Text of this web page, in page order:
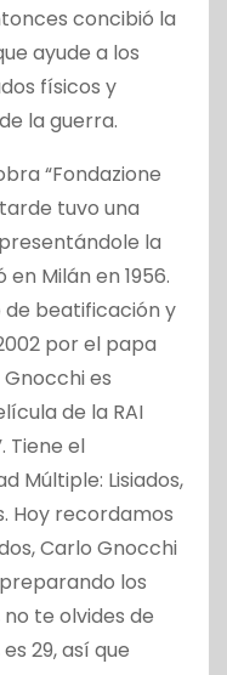
concibió la
ayude a los
físicos y
la guerra.
“Fondazione
tuvo una
la
Milán en 1956.
de beatificación y
por el papa
Gnocchi es
de la RAI
Tiene el
Múltiple: Lisiados,
Hoy recordamos
Carlo Gnocchi
los
te olvides de
29, así que